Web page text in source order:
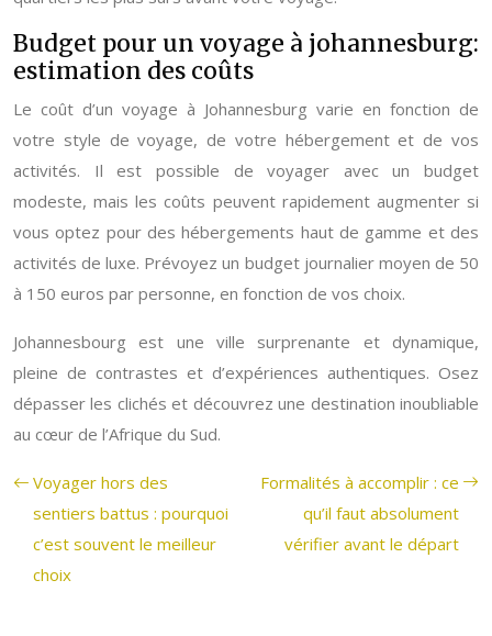
Budget pour un voyage à johannesburg:
estimation des coûts
Le coût d’un voyage à Johannesburg varie en fonction de
votre style de voyage, de votre hébergement et de vos
activités. Il est possible de voyager avec un budget
modeste, mais les coûts peuvent rapidement augmenter si
vous optez pour des hébergements haut de gamme et des
activités de luxe. Prévoyez un budget journalier moyen de 50
à 150 euros par personne, en fonction de vos choix.
Johannesbourg est une ville surprenante et dynamique,
pleine de contrastes et d’expériences authentiques. Osez
dépasser les clichés et découvrez une destination inoubliable
au cœur de l’Afrique du Sud.
Voyager hors des
sentiers battus : pourquoi
c’est souvent le meilleur
choix
Formalités à accomplir : ce
qu’il faut absolument
vérifier avant le départ